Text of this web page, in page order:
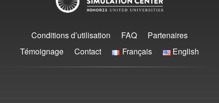
Conditions d’utilisation FAQ
Partenaires
Témoignage
Contact Français English